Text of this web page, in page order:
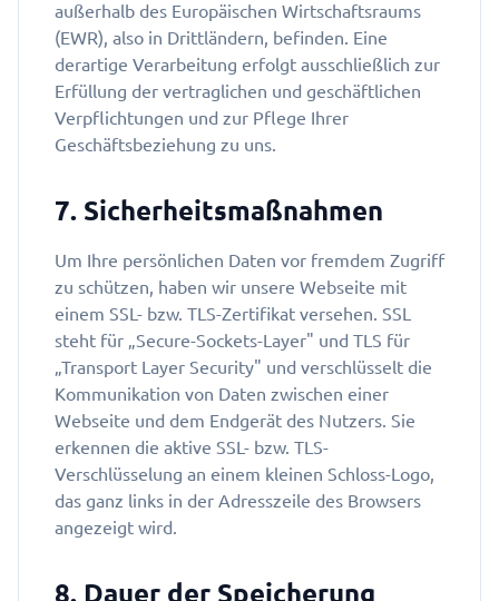
außerhalb des Europäischen Wirtschaftsraums
(EWR), also in Drittländern, befinden. Eine
derartige Verarbeitung erfolgt ausschließlich zur
Erfüllung der vertraglichen und geschäftlichen
Verpflichtungen und zur Pflege Ihrer
Geschäftsbeziehung zu uns.
7. Sicherheitsmaßnahmen
Um Ihre persönlichen Daten vor fremdem Zugriff
zu schützen, haben wir unsere Webseite mit
einem SSL- bzw. TLS-Zertifikat versehen. SSL
steht für „Secure-Sockets-Layer" und TLS für
„Transport Layer Security" und verschlüsselt die
Kommunikation von Daten zwischen einer
Webseite und dem Endgerät des Nutzers. Sie
erkennen die aktive SSL- bzw. TLS-
Verschlüsselung an einem kleinen Schloss-Logo,
das ganz links in der Adresszeile des Browsers
angezeigt wird.
8. Dauer der Speicherung